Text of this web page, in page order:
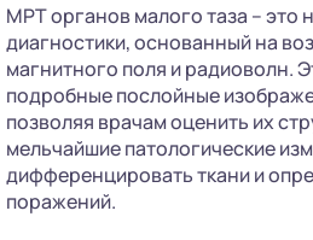
МРТ органов малого таза – это
диагностики, основанный на
магнитного поля и радиоволн.
подробные послойные
позволяя врачам оценить их
мельчайшие патологические
дифференцировать ткани и
поражений.